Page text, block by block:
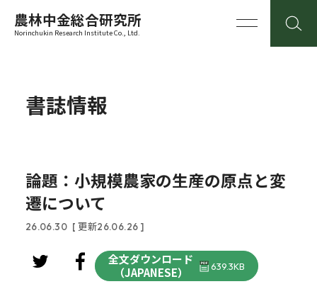
農林中金総合研究所
Norinchukin Research Institute Co., Ltd.
書誌情報
論題：小規模農家の生産の原点と変
遷について
26.06.30 [ 更新26.06.26 ]
全文ダウンロード
（JAPANESE）
639.3KB